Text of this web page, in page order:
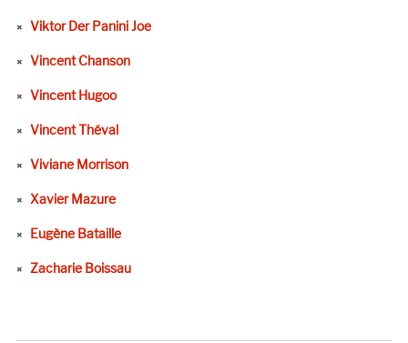
Viktor Der Panini Joe
Vincent Chanson
Vincent Hugoo
Vincent Théval
Viviane Morrison
Xavier Mazure
Eugène Bataille
Zacharie Boissau